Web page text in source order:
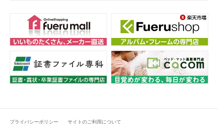
プライバシーポリシー サイトのご利用について